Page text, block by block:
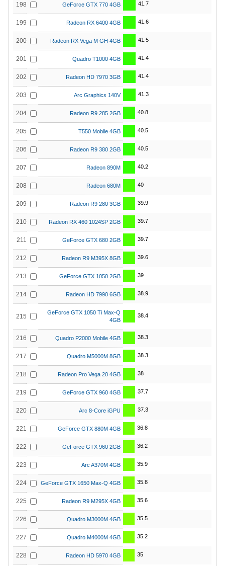
198 GeForce GTX 770 4GB 41.7
199 Radeon RX 6400 4GB 41.6
200 Radeon RX Vega M GH 4GB 41.5
201 Quadro T1000 4GB 41.4
202 Radeon HD 7970 3GB 41.4
203 Arc Graphics 140V 41.3
204 Radeon R9 285 2GB 40.8
205 T550 Mobile 4GB 40.5
206 Radeon R9 380 2GB 40.5
207 Radeon 890M 40.2
208 Radeon 680M 40
209 Radeon R9 280 3GB 39.9
210 Radeon RX 460 1024SP 2GB 39.7
211 GeForce GTX 680 2GB 39.7
212 Radeon R9 M395X 8GB 39.6
213 GeForce GTX 1050 2GB 39
214 Radeon HD 7990 6GB 38.9
215
GeForce GTX 1050 Ti Max-Q
4GB
38.4
216 Quadro P2000 Mobile 4GB 38.3
217 Quadro M5000M 8GB 38.3
218 Radeon Pro Vega 20 4GB 38
219 GeForce GTX 960 4GB 37.7
220 Arc 8-Core iGPU 37.3
221 GeForce GTX 880M 4GB 36.8
222 GeForce GTX 960 2GB 36.2
223 Arc A370M 4GB 35.9
224 GeForce GTX 1650 Max-Q 4GB 35.8
225 Radeon R9 M295X 4GB 35.6
226 Quadro M3000M 4GB 35.5
227 Quadro M4000M 4GB 35.2
228 Radeon HD 5970 4GB 35